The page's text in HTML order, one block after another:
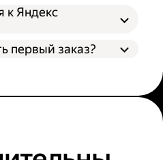
к Яндекс
первый заказ?